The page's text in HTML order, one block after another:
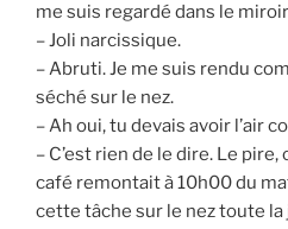
me suis regardé dans le
– Joli narcissique.
– Abruti. Je me suis rendu
séché sur le nez.
– Ah oui, tu devais avoir l’air
– C’est rien de le dire. Le
café remontait à 10h00 du
cette tâche sur le nez toute la